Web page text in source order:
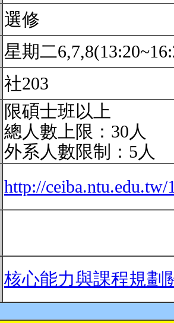
選修
星期二
社203
限碩士班以上
總人數上限：30人
外系人數限制：5人
http://ceiba.ntu.edu.tw/
核心能力與課程規劃